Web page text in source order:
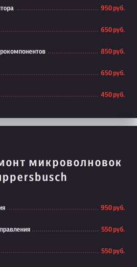
950 руб.
650 руб.
850 руб.
650 руб.
450 руб.
микроволновок
950 руб.
550 руб.
550 руб.